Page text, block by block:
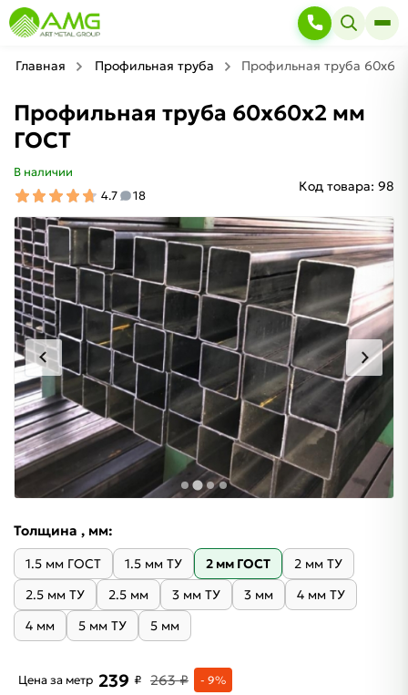
Главная Профильная труба Профильная труба
Профильная труба 60х60х2 мм
ГОСТ
В наличии
4.7
18
Код товара: 98
Толщина , мм:
1.5 мм ГОСТ 1.5 мм ТУ 2 мм ГОСТ
2 мм ТУ
2.5 мм ТУ
2.5 мм 3 мм ТУ 3 мм
4 мм ТУ
4 мм
5 мм ТУ 5 мм
Цена за метр 239 ₽ 263 ₽ - 9%